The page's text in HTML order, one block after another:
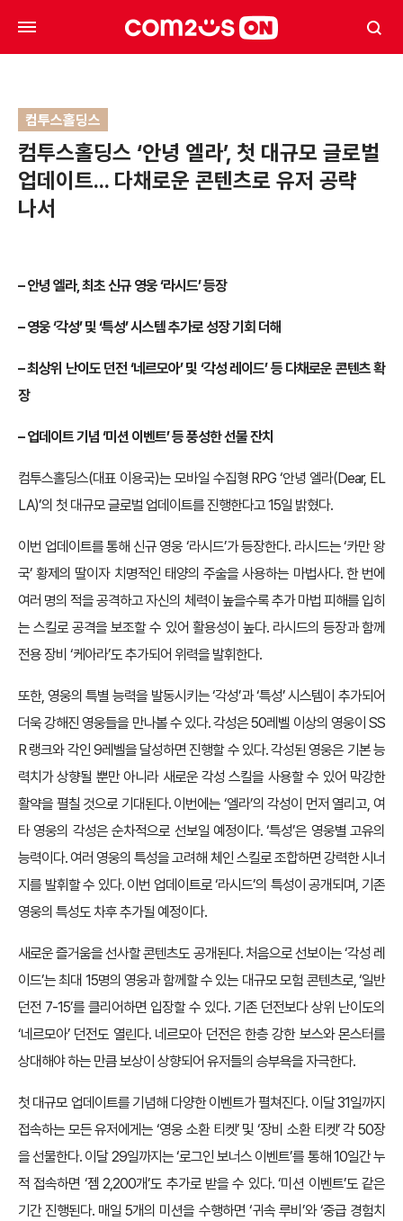
컴투스홀딩스
컴투스홀딩스 ‘안녕 엘라’, 첫 대규모 글로벌
업데이트… 다채로운 콘텐츠로 유저 공략
나서
–안녕 엘라, 최초 신규 영웅 ‘라시드’ 등장
–영웅 ‘각성’ 및 ‘특성’ 시스템 추가로 성장 기회 더해
–최상위 난이도 던전 ‘네르모아’ 및 ‘각성 레이드’ 등 다채로운 콘텐츠 확
장
–업데이트 기념 ‘미션 이벤트’ 등 풍성한 선물 잔치
컴투스홀딩스(대표 이용국)는 모바일 수집형 RPG ‘안녕 엘라(Dear, EL
LA)’의 첫 대규모 글로벌 업데이트를 진행한다고 15일 밝혔다.
이번 업데이트를 통해 신규 영웅 ‘라시드’가 등장한다. 라시드는 ‘카만 왕
국’ 황제의 딸이자 치명적인 태양의 주술을 사용하는 마법사다. 한 번에
여러 명의 적을 공격하고 자신의 체력이 높을수록 추가 마법 피해를 입히
는 스킬로 공격을 보조할 수 있어 활용성이 높다. 라시드의 등장과 함께
전용 장비 ‘케아라’도 추가되어 위력을 발휘한다.
또한, 영웅의 특별 능력을 발동시키는 ‘각성’과 ‘특성’ 시스템이 추가되어
더욱 강해진 영웅들을 만나볼 수 있다. 각성은 50레벨 이상의 영웅이 SS
R 랭크와 각인 9레벨을 달성하면 진행할 수 있다. 각성된 영웅은 기본 능
력치가 상향될 뿐만 아니라 새로운 각성 스킬을 사용할 수 있어 막강한
활약을 펼칠 것으로 기대된다. 이번에는 ‘엘라’의 각성이 먼저 열리고, 여
타 영웅의 각성은 순차적으로 선보일 예정이다. ‘특성’은 영웅별 고유의
능력이다. 여러 영웅의 특성을 고려해 체인 스킬로 조합하면 강력한 시너
지를 발휘할 수 있다. 이번 업데이트로 ‘라시드’의 특성이 공개되며, 기존
영웅의 특성도 차후 추가될 예정이다.
새로운 즐거움을 선사할 콘텐츠도 공개된다. 처음으로 선보이는 ‘각성 레
이드’는 최대 15명의 영웅과 함께할 수 있는 대규모 모험 콘텐츠로, ‘일반
던전 7-15’를 클리어하면 입장할 수 있다. 기존 던전보다 상위 난이도의
‘네르모아’ 던전도 열린다. 네르모아 던전은 한층 강한 보스와 몬스터를
상대해야 하는 만큼 보상이 상향되어 유저들의 승부욕을 자극한다.
첫 대규모 업데이트를 기념해 다양한 이벤트가 펼쳐진다. 이달 31일까지
접속하는 모든 유저에게는 ‘영웅 소환 티켓’ 및 ‘장비 소환 티켓’ 각 50장
을 선물한다. 이달 29일까지는 ‘로그인 보너스 이벤트’를 통해 10일간 누
적 접속하면 ‘젬 2,200개’도 추가로 받을 수 있다. ‘미션 이벤트’도 같은
기간 진행된다. 매일 5개의 미션을 수행하면 ‘귀속 루비’와 ‘중급 경험치